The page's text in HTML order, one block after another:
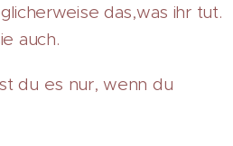
das,was ihr tut.
auch.
du es nur, wenn du